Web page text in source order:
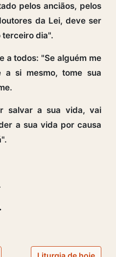
pelos anciãos, pelos
da Lei, deve ser
terceiro dia".
a todos: "Se alguém me
a si mesmo, tome sua
salvar a sua vida, vai
a sua vida por causa